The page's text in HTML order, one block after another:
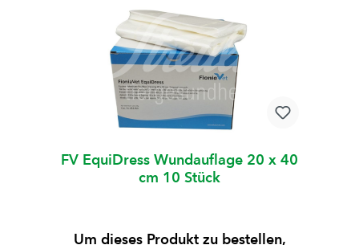
FV EquiDress Wundauflage 20 x 40
cm 10 Stück
Um dieses Produkt zu bestellen,